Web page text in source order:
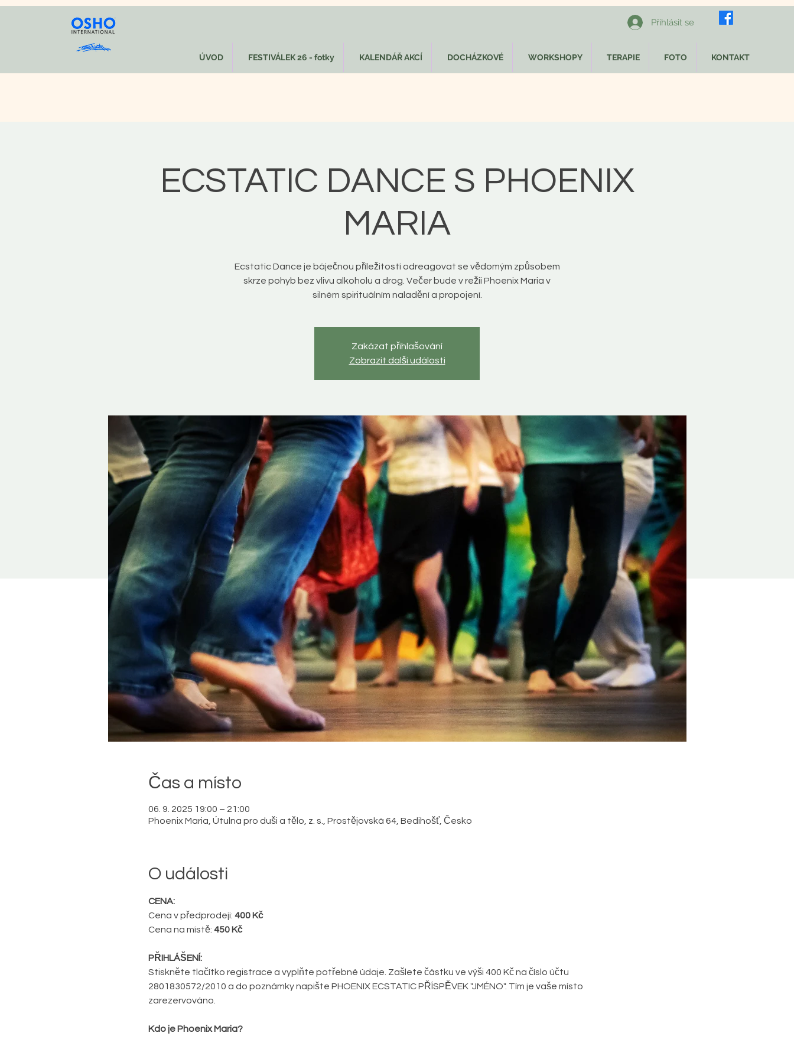
Přihlásit se
ÚVOD FESTIVÁLEK 26 - fotky KALENDÁŘ AKCÍ DOCHÁZKOVÉ WORKSHOPY TERAPIE FOTO KONTAKT
ECSTATIC DANCE S PHOENIX
MARIA
Ecstatic Dance je báječnou příležitostí odreagovat se vědomým způsobem
skrze pohyb bez vlivu alkoholu a drog. Večer bude v režii Phoenix Maria v
silném spirituálním naladění a propojení.
Zakázat přihlašování
Zobrazit další události
Čas a místo
06. 9. 2025 19:00 – 21:00
Phoenix Maria, Útulna pro duši a tělo, z. s., Prostějovská 64, Bedihošť, Česko
O události
CENA:
Cena v předprodeji: 400 Kč
Cena na místě: 450 Kč
PŘIHLÁŠENÍ:
Stiskněte tlačítko registrace a vyplňte potřebné údaje. Zašlete částku ve výši 400 Kč na číslo účtu
2801830572/2010 a do poznámky napište PHOENIX ECSTATIC PŘÍSPĚVEK "JMÉNO". Tím je vaše místo
zarezervováno.
Kdo je Phoenix Maria?